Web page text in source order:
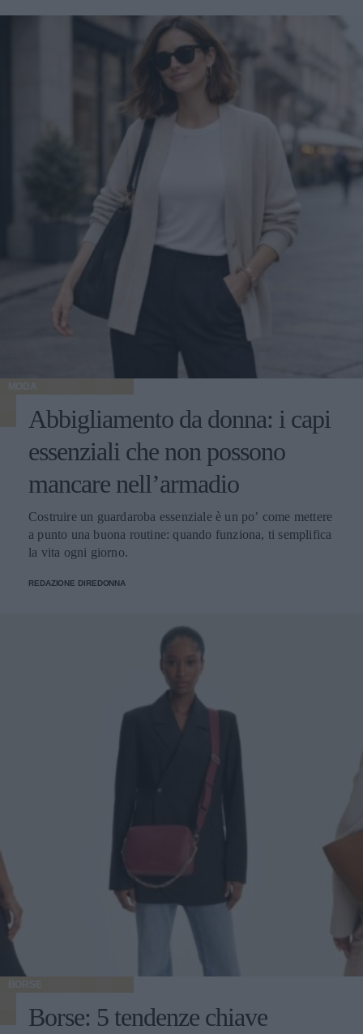
MODA
Abbigliamento da donna: i capi
essenziali che non possono
mancare nell’armadio
Costruire un guardaroba essenziale è un po’ come mettere
a punto una buona routine: quando funziona, ti semplifica
la vita ogni giorno.
REDAZIONE DIREDONNA
BORSE
Borse: 5 tendenze chiave